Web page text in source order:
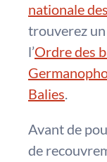
nationale
trouverez
l’Ordre des
Balies.
Avant de
de